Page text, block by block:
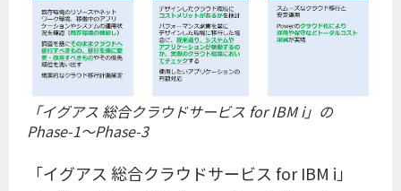
「イグアス 総合クラウドサービス for IBM i」の
Phase-1～Phase-3
「イグアス 総合クラウドサービス for IBM i」